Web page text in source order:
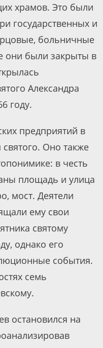
храмов. Это были
государственных и
больничные
они были закрыты в
Александра
году.
предприятий в
Оно также
в честь
площадь и улица
мост. Деятели
ему свои
святому
однако его
события.
семь
остановился на